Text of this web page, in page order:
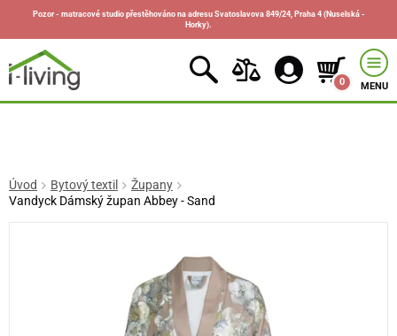
Pozor - matracové studio přestěhováno na adresu Svatoslavova 849/24, Praha 4 (Nuselská -
Horky).
0 MENU
Úvod Bytový textil
Župany
Vandyck Dámský župan Abbey - Sand